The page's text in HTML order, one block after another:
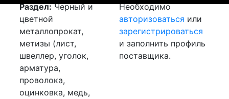
Раздел:Черный и
цветной
металлопрокат,
метизы (лист,
швеллер, уголок,
арматура,
проволока,
оцинковка, медь,
Необходимо
авторизоваться или
зарегистрироваться
и заполнить профиль
поставщика.